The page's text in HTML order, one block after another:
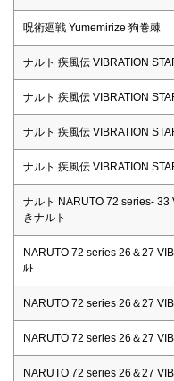
呪術廻戦 Yumemirize 狗巻棘
ナルト 疾風伝 VIBRATION
ナルト 疾風伝 VIBRATION
ナルト 疾風伝 VIBRATION
ナルト 疾風伝 VIBRATION
ナルト NARUTO 72 series- 33
きナルト
NARUTO 72 series 26＆27
ﾙﾄ
NARUTO 72 series 26＆27
NARUTO 72 series 26＆27
NARUTO 72 series 26＆27